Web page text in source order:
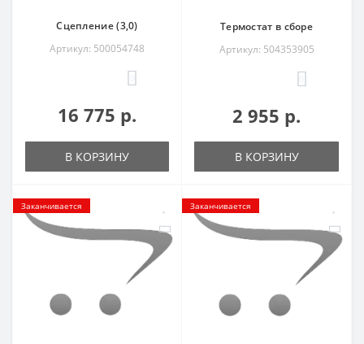
Сцепление (3,0)
Артикул: 500054748
16 775 р.
В КОРЗИНУ
Термостат в сборе
Артикул: 504353905
2 955 р.
В КОРЗИНУ
Заканчивается Заканчивается